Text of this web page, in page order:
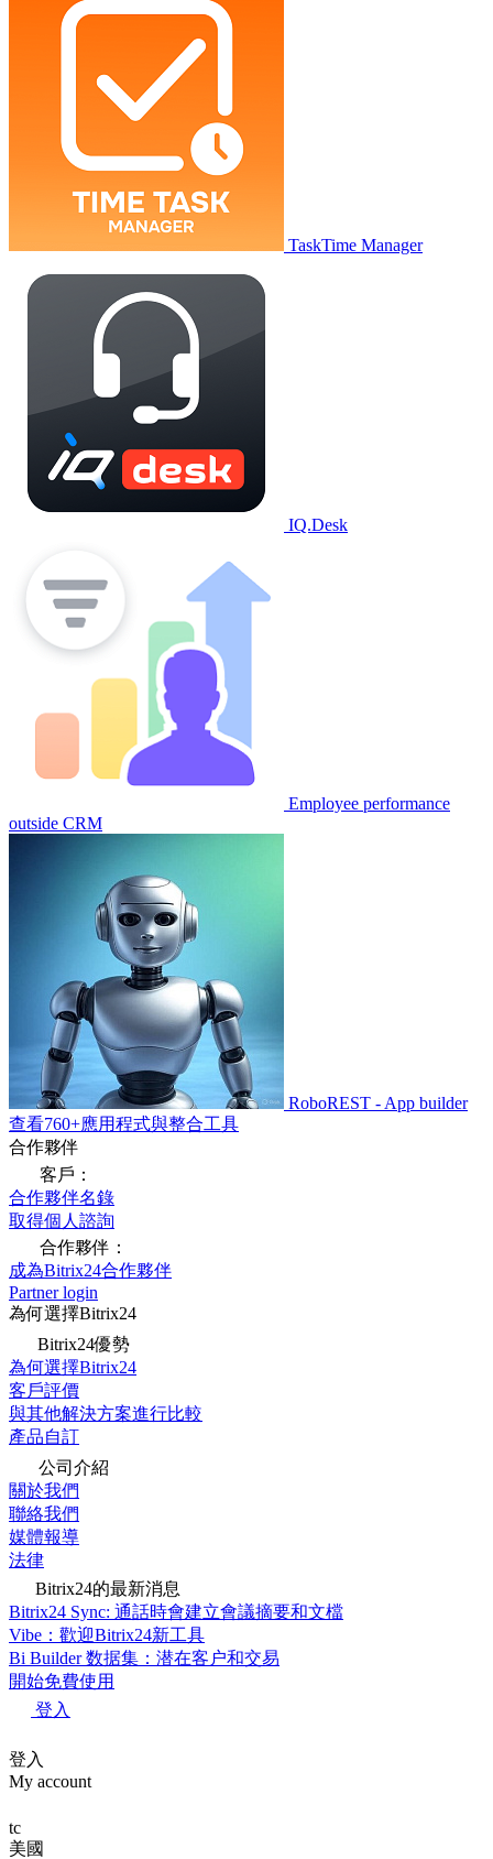
TaskTime Manager
IQ.Desk
Employee performance
outside CRM
RoboREST - App builder
查看760+應用程式與整合工具
合作夥伴
客戶：
合作夥伴名錄
取得個人諮詢
合作夥伴：
成為Bitrix24合作夥伴
Partner login
為何選擇Bitrix24
Bitrix24優勢
為何選擇Bitrix24
客戶評價
與其他解決方案進行比較
產品自訂
公司介紹
關於我們
聯絡我們
媒體報導
法律
Bitrix24的最新消息
Bitrix24 Sync: 通話時會建立會議摘要和文檔
Vibe：歡迎Bitrix24新工具
Bi Builder 数据集：潜在客户和交易
開始免費使用
登入
登入
My account
tc
美國